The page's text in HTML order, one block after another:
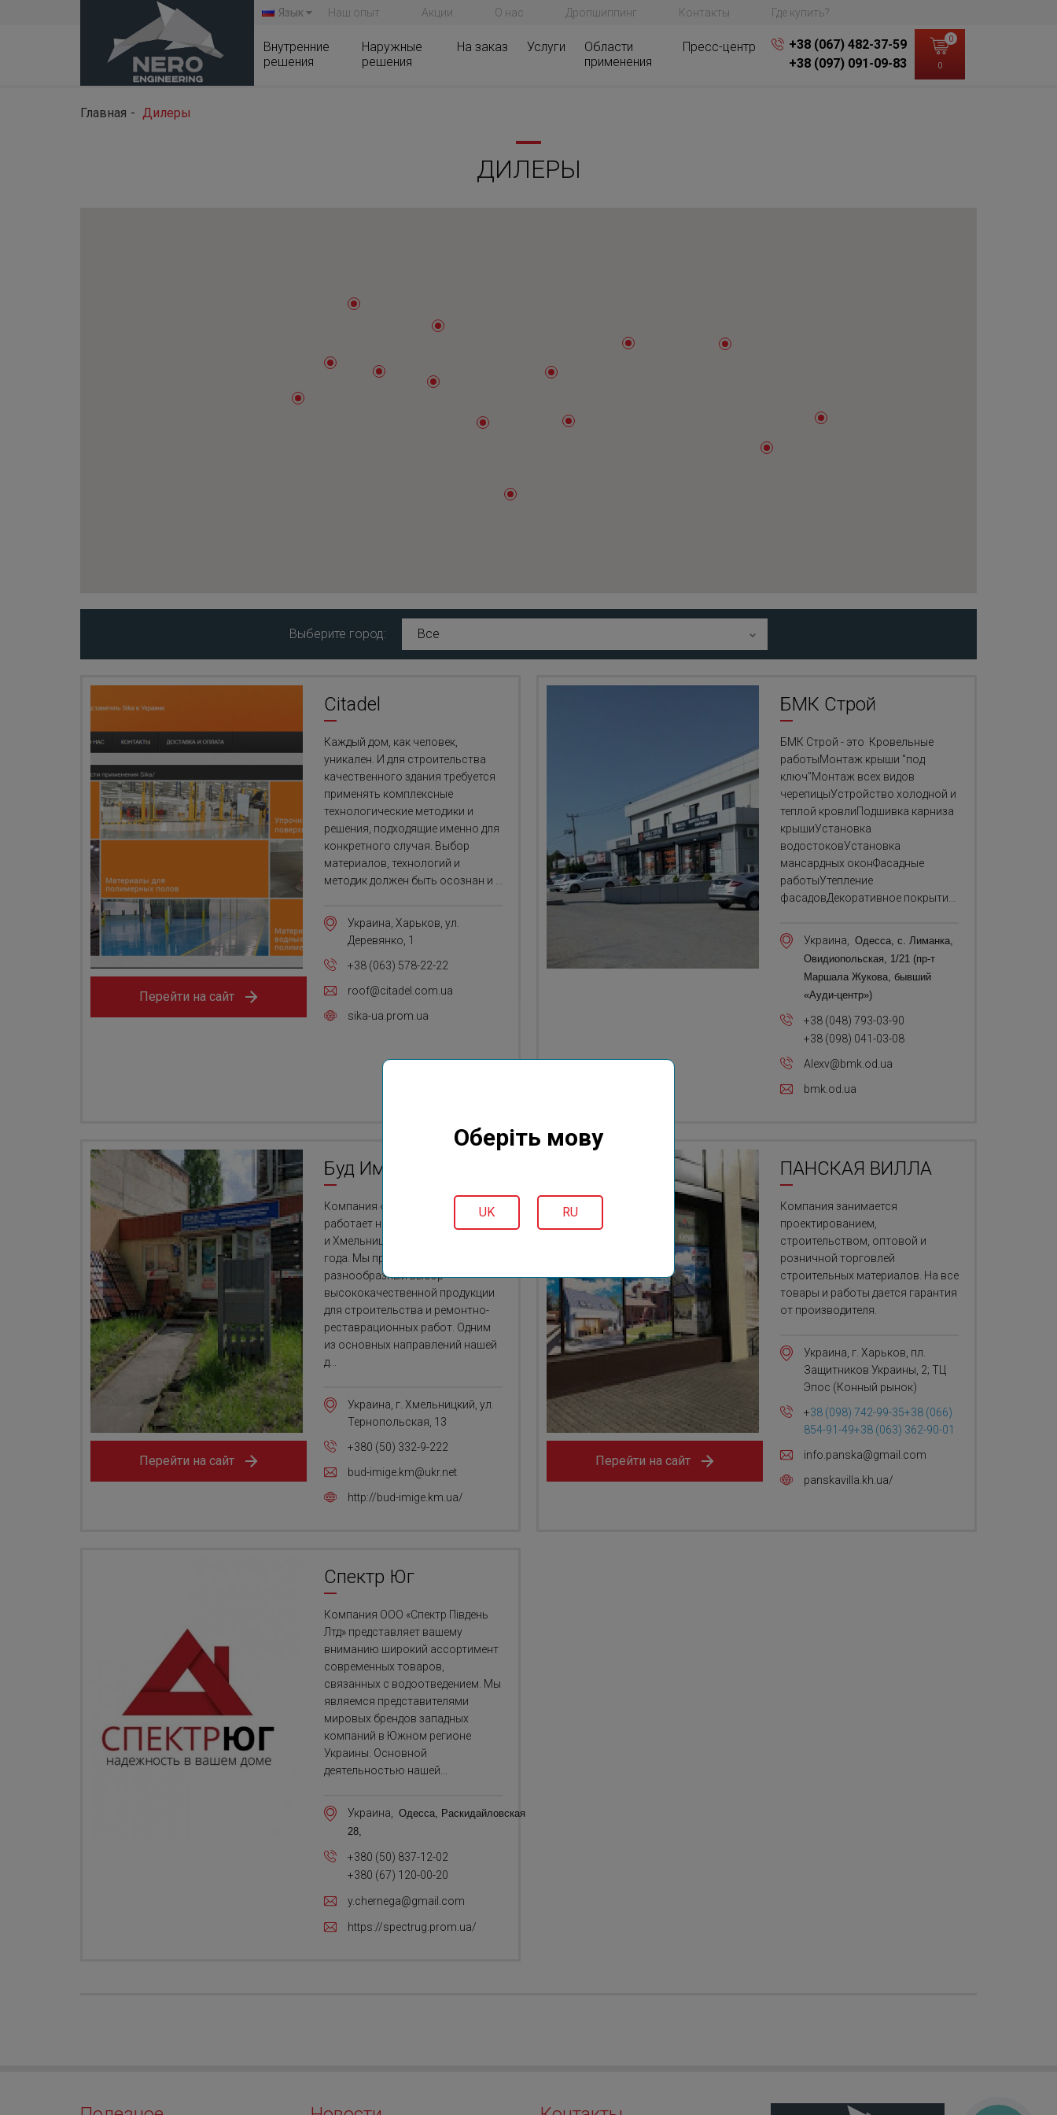
Язык Наш опыт Акции О нас Дропшиппинг Контакты Где купить?
Внутренние
решения
Наружные
решения
На заказ Услуги
Области
применения
Пресс-центр
+38 (067) 482-37-59
+38 (097) 091-09-83
0
0
Оберіть мову
UK RU
Главная Дилеры
ДИЛЕРЫ
Выберите город: Все
Перейти на сайт
Citadel
Каждый дом, как человек,
уникален. И для строительства
качественного здания требуется
применять комплексные
технологические методики и
решения, подходящие именно для
конкретного случая. Выбор
материалов, технологий и
методик должен быть осознан и ...
Украина, Харьков, ул.
Деревянко, 1
+38 (063) 578-22-22
roof@citadel.com.ua
sika-ua.prom.ua
БМК Строй
БМК Строй - это Кровельные
работыМонтаж крыши "под
ключ"Монтаж всех видов
черепицыУстройство холодной и
теплой кровлиПодшивка карниза
крышиУстановка
водостоковУстановка
мансардных оконФасадные
работыУтепление
фасадовДекоративное покрыти...
Украина, Одесса, с. Лиманка,
Овидиопольская, 1/21 (пр-т
Маршала Жукова, бывший
«Ауди-центр»)
+38 (048) 793-03-90
+38 (098) 041-03-08
Alexv@bmk.od.ua
bmk.od.ua
Перейти на сайт
Буд Имидж
Компания «Буд-Имидж» успешно
работает на рынке Хмельницкого
и Хмельницкой области c 2000
года. Мы предлагаем
разнообразный выбор
высококачественной продукции
для строительства и ремонтно-
реставрационных работ. Одним
из основных направлений нашей
д...
Украина, г. Хмельницкий, ул.
Тернопольская, 13
+380 (50) 332-9-222
bud-imige.km@ukr.net
http://bud-imige.km.ua/
Перейти на сайт
ПАНСКАЯ ВИЛЛА
Компания занимается
проектированием,
строительством, оптовой и
розничной торговлей
строительных материалов. На все
товары и работы дается гарантия
от производителя.
Украина, г. Харьков, пл.
Защитников Украины, 2; ТЦ
Эпос (Конный рынок)
+38 (098) 742-99-35+38 (066)
854-91-49+38 (063) 362-90-01
info.panska@gmail.com
panskavilla.kh.ua/
Спектр Юг
Компания ООО «Спектр Пiвдень
Лтд» представляет вашему
вниманию широкий ассортимент
современных товаров,
связанных с водоотведением. Мы
являемся представителями
мировых брендов западных
компаний в Южном регионе
Украины. Основной
деятельностью нашей...
Украина, Одесса, Раскидайловская
28,
+380 (50) 837-12-02
+380 (67) 120-00-20
y.chernega@gmail.com
https://spectrug.prom.ua/